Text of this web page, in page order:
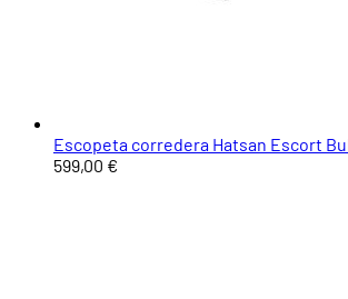
Escopeta corredera Hatsan Escort
599,00 €